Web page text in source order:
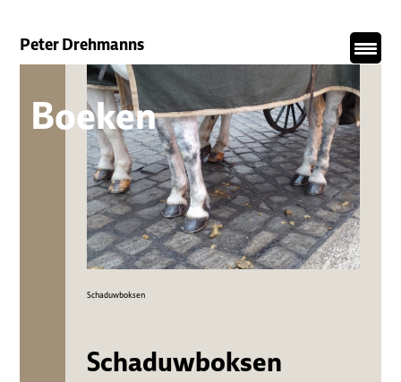
Peter Drehmanns
Boeken
Schaduwboksen
Schaduwboksen